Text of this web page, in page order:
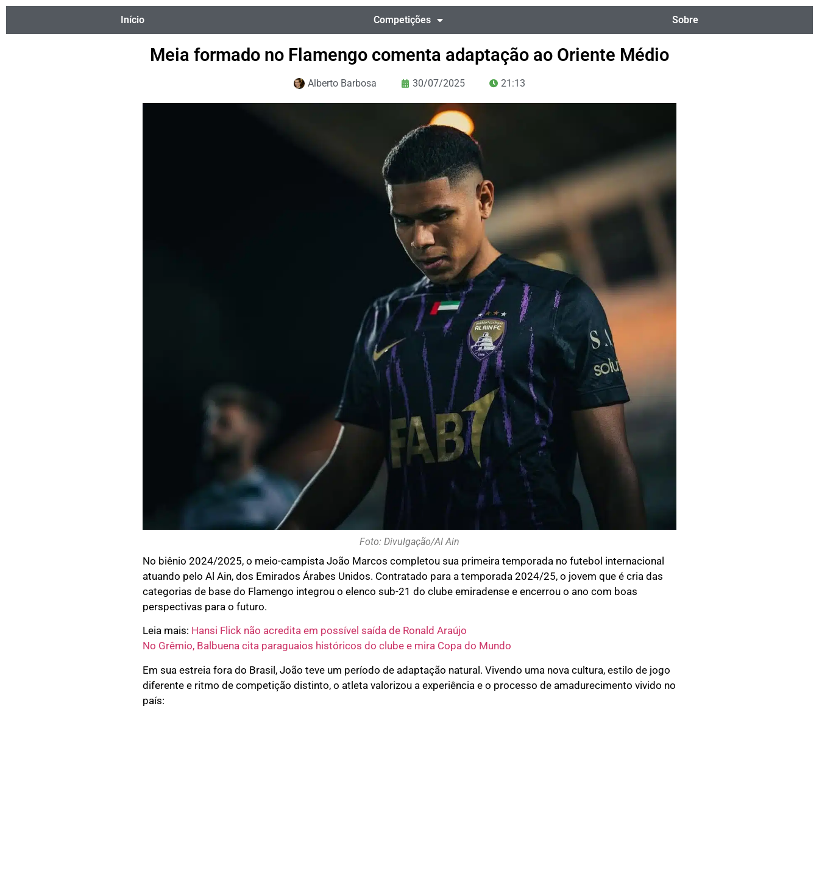
Início Competições Sobre
Meia formado no Flamengo comenta adaptação ao Oriente Médio
Alberto Barbosa 30/07/2025 21:13
Foto: Divulgação/Al Ain
No biênio 2024/2025, o meio-campista João Marcos completou sua primeira temporada no futebol internacional
atuando pelo Al Ain, dos Emirados Árabes Unidos. Contratado para a temporada 2024/25, o jovem que é cria das
categorias de base do Flamengo integrou o elenco sub-21 do clube emiradense e encerrou o ano com boas
perspectivas para o futuro.
Leia mais: Hansi Flick não acredita em possível saída de Ronald Araújo
No Grêmio, Balbuena cita paraguaios históricos do clube e mira Copa do Mundo
Em sua estreia fora do Brasil, João teve um período de adaptação natural. Vivendo uma nova cultura, estilo de jogo
diferente e ritmo de competição distinto, o atleta valorizou a experiência e o processo de amadurecimento vivido no
país: